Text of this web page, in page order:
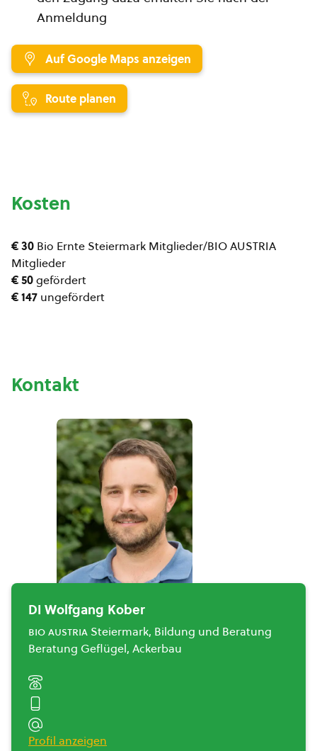
Anmeldung
Auf Google Maps anzeigen
Route planen
Kosten
€ 30 Bio Ernte Steiermark Mitglieder/BIO AUSTRIA
Mitglieder
€ 50gefördert
€ 147 ungefördert
Kontakt
DI Wolfgang Kober
bio austria Steiermark, Bildung und Beratung
Beratung Geflügel, Ackerbau
Profil anzeigen